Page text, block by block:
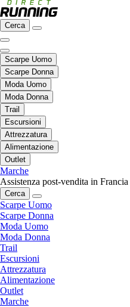
Cerca
Scarpe Uomo
Scarpe Donna
Moda Uomo
Moda Donna
Trail
Escursioni
Attrezzatura
Alimentazione
Outlet
Marche
Assistenza post-vendita in Francia
Cerca
Scarpe Uomo
Scarpe Donna
Moda Uomo
Moda Donna
Trail
Escursioni
Attrezzatura
Alimentazione
Outlet
Marche